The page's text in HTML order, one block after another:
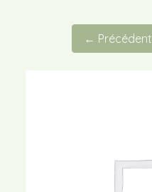
← Précédent